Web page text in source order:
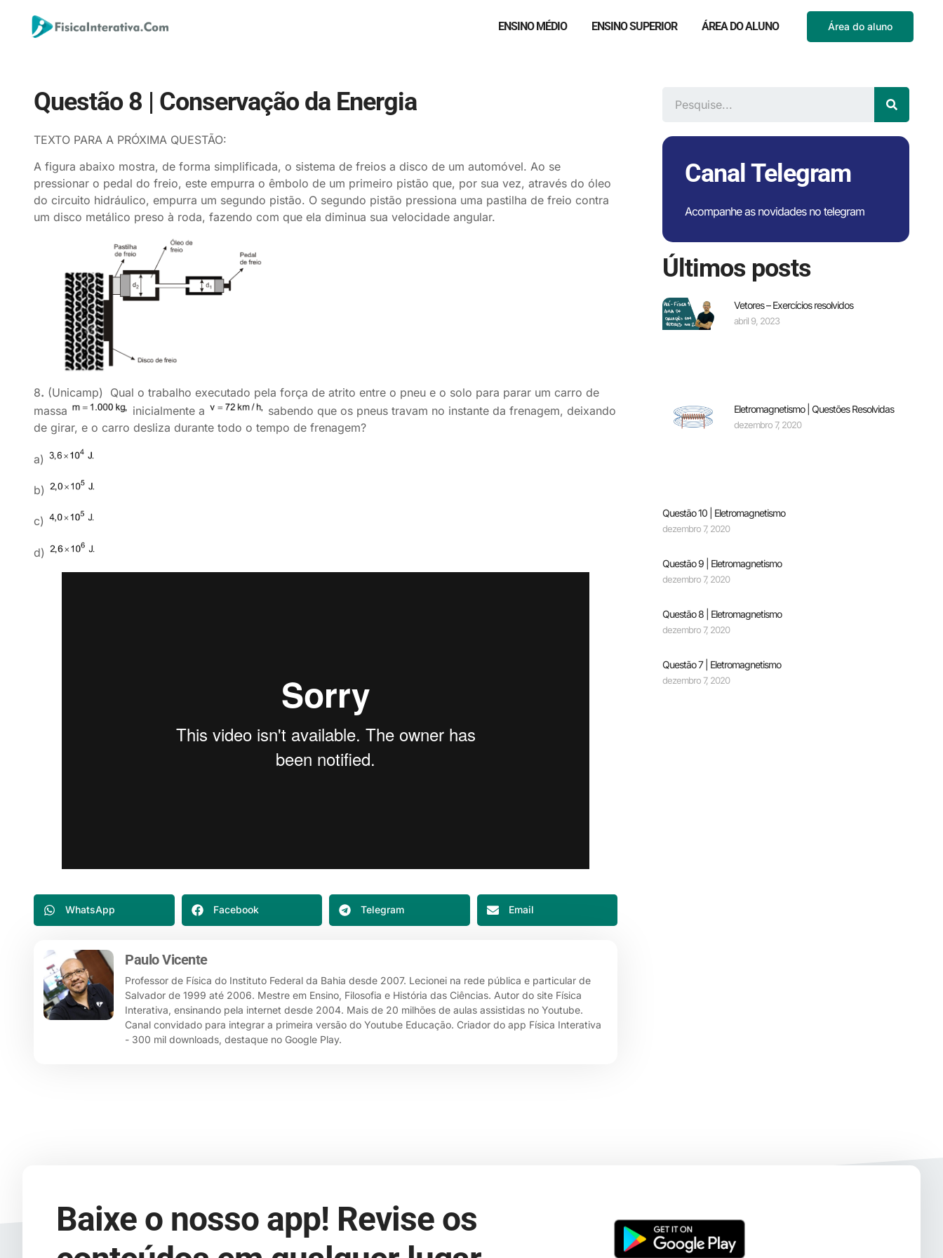
ENSINO MÉDIO ENSINO SUPERIOR ÁREA DO ALUNO Área do aluno
Questão 8 | Conservação da Energia
TEXTO PARA A PRÓXIMA QUESTÃO:
A figura abaixo mostra, de forma simplificada, o sistema de freios a disco de um automóvel. Ao se
pressionar o pedal do freio, este empurra o êmbolo de um primeiro pistão que, por sua vez, através do óleo
do circuito hidráulico, empurra um segundo pistão. O segundo pistão pressiona uma pastilha de freio contra
um disco metálico preso à roda, fazendo com que ela diminua sua velocidade angular.
8. (Unicamp) Qual o trabalho executado pela força de atrito entre o pneu e o solo para parar um carro de
massa
inicialmente a
sabendo que os pneus travam no instante da frenagem, deixando
de girar, e o carro desliza durante todo o tempo de frenagem?
a)
b)
c)
d)
WhatsApp Facebook Telegram Email
Paulo Vicente
Professor de Física do Instituto Federal da Bahia desde 2007. Lecionei na rede pública e particular de
Salvador de 1999 até 2006. Mestre em Ensino, Filosofia e História das Ciências. Autor do site Física
Interativa, ensinando pela internet desde 2004. Mais de 20 milhões de aulas assistidas no Youtube.
Canal convidado para integrar a primeira versão do Youtube Educação. Criador do app Física Interativa
- 300 mil downloads, destaque no Google Play.
Canal Telegram
Acompanhe as novidades no telegram
Últimos posts
Vetores – Exercícios resolvidos
abril 9, 2023
Eletromagnetismo | Questões Resolvidas
dezembro 7, 2020
Questão 10 | Eletromagnetismo
dezembro 7, 2020
Questão 9 | Eletromagnetismo
dezembro 7, 2020
Questão 8 | Eletromagnetismo
dezembro 7, 2020
Questão 7 | Eletromagnetismo
dezembro 7, 2020
Baixe o nosso app! Revise os